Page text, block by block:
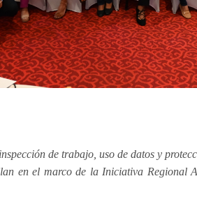
de trabajo, uso de datos y
en el marco de la Iniciativa Regional